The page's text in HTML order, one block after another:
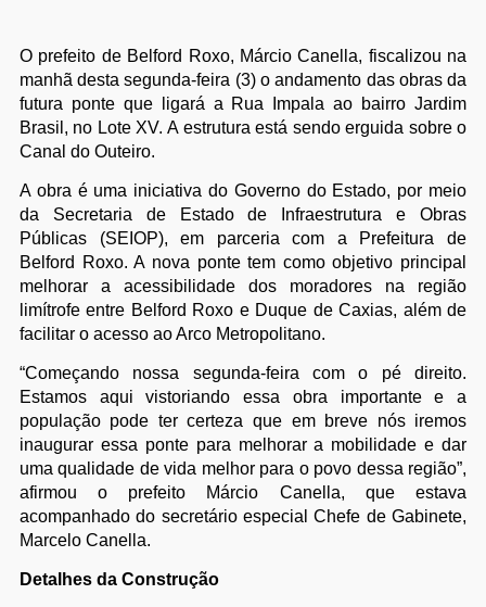
O prefeito de Belford Roxo, Márcio Canella, fiscalizou na
manhã desta segunda-feira (3) o andamento das obras da
futura ponte que ligará a Rua Impala ao bairro Jardim
Brasil, no Lote XV. A estrutura está sendo erguida sobre o
Canal do Outeiro.
A obra é uma iniciativa do Governo do Estado, por meio
da Secretaria de Estado de Infraestrutura e Obras
Públicas (SEIOP), em parceria com a Prefeitura de
Belford Roxo. A nova ponte tem como objetivo principal
melhorar a acessibilidade dos moradores na região
limítrofe entre Belford Roxo e Duque de Caxias, além de
facilitar o acesso ao Arco Metropolitano.
“Começando nossa segunda-feira com o pé direito.
Estamos aqui vistoriando essa obra importante e a
população pode ter certeza que em breve nós iremos
inaugurar essa ponte para melhorar a mobilidade e dar
uma qualidade de vida melhor para o povo dessa região”,
afirmou o prefeito Márcio Canella, que estava
acompanhado do secretário especial Chefe de Gabinete,
Marcelo Canella.
Detalhes da Construção